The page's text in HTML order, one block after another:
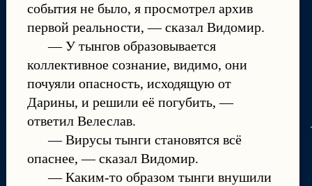
события не было, я просмотрел архив
первой реальности, — сказал Видомир.
— У тынгов образовывается
коллективное сознание, видимо, они
почуяли опасность, исходящую от
Дарины, и решили её погубить, —
ответил Велеслав.
— Вирусы тынги становятся всё
опаснее, — сказал Видомир.
— Каким-то образом тынги внушили